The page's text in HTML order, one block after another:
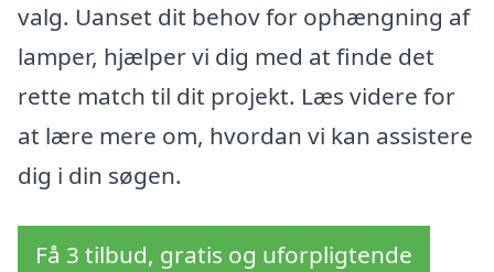
valg. Uanset dit behov for ophængning af
lamper, hjælper vi dig med at finde det
rette match til dit projekt. Læs videre for
at lære mere om, hvordan vi kan assistere
dig i din søgen.
Få 3 tilbud, gratis og uforpligtende